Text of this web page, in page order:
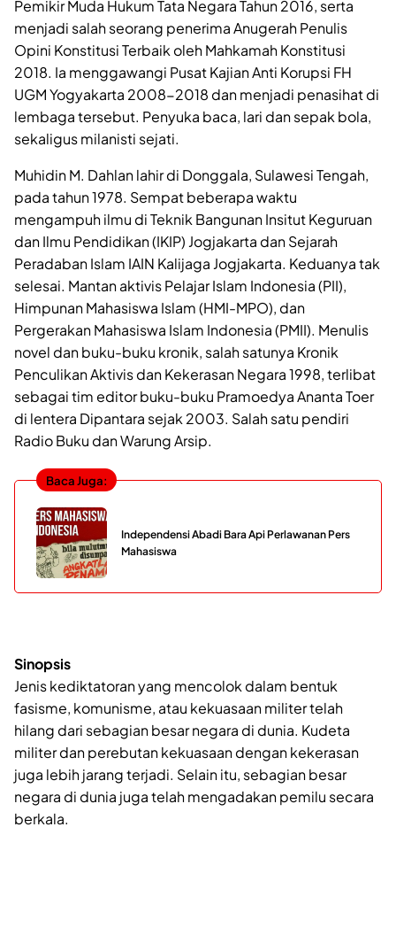
Pemikir Muda Hukum Tata Negara Tahun 2016, serta
menjadi salah seorang penerima Anugerah Penulis
Opini Konstitusi Terbaik oleh Mahkamah Konstitusi
2018. Ia menggawangi Pusat Kajian Anti Korupsi FH
UGM Yogyakarta 2008-2018 dan menjadi penasihat di
lembaga tersebut. Penyuka baca, lari dan sepak bola,
sekaligus milanisti sejati.
Muhidin M. Dahlan lahir di Donggala, Sulawesi Tengah,
pada tahun 1978. Sempat beberapa waktu
mengampuh ilmu di Teknik Bangunan Insitut Keguruan
dan Ilmu Pendidikan (IKIP) Jogjakarta dan Sejarah
Peradaban Islam IAIN Kalijaga Jogjakarta. Keduanya tak
selesai. Mantan aktivis Pelajar Islam Indonesia (PII),
Himpunan Mahasiswa Islam (HMI-MPO), dan
Pergerakan Mahasiswa Islam Indonesia (PMII). Menulis
novel dan buku-buku kronik, salah satunya Kronik
Penculikan Aktivis dan Kekerasan Negara 1998, terlibat
sebagai tim editor buku-buku Pramoedya Ananta Toer
di lentera Dipantara sejak 2003. Salah satu pendiri
Radio Buku dan Warung Arsip.
Baca Juga:
Independensi Abadi Bara Api Perlawanan Pers
Mahasiswa
Sinopsis
Jenis kediktatoran yang mencolok dalam bentuk
fasisme, komunisme, atau kekuasaan militer telah
hilang dari sebagian besar negara di dunia. Kudeta
militer dan perebutan kekuasaan dengan kekerasan
juga lebih jarang terjadi. Selain itu, sebagian besar
negara di dunia juga telah mengadakan pemilu secara
berkala.